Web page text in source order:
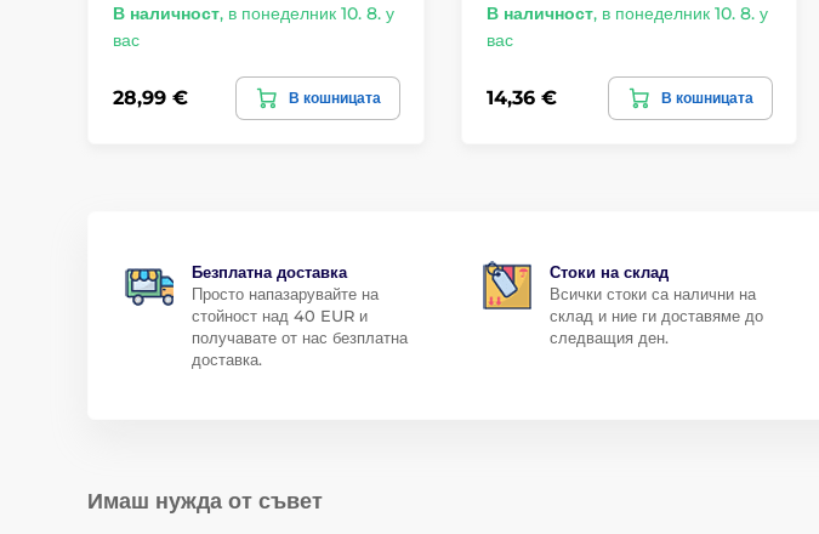
В наличност, в понеделник 10. 8. у
вас
28,99 € В кошницата
В наличност, в понеделник 10. 8. у
вас
14,36 € В кошницата
Безплатна доставка
Просто напазарувайте на
стойност над 40 EUR и
получавате от нас безплатна
доставка.
Стоки на склад
Всички стоки са налични на
склад и ние ги доставяме до
следващия ден.
Имаш нужда от съвет